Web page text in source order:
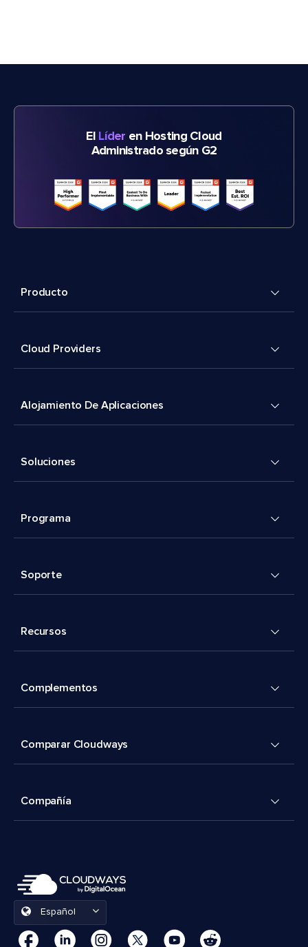
El Líder en Hosting Cloud
Administrado según G2
Producto
Cloud Providers
Alojamiento De Aplicaciones
Soluciones
Programa
Soporte
Recursos
Complementos
Comparar Cloudways
Compañía
Español